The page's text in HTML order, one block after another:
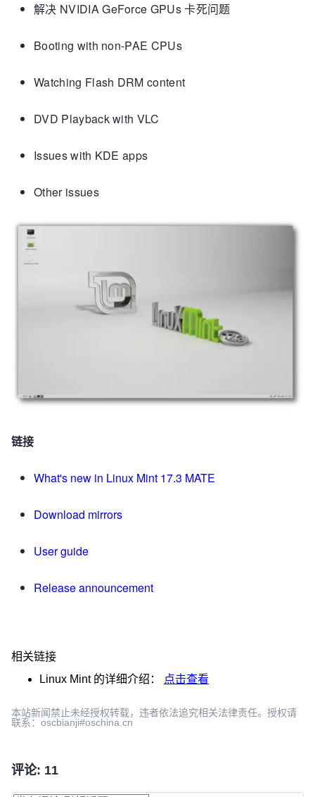
解决 NVIDIA GeForce GPUs 卡死问题
Booting with non-PAE CPUs
Watching Flash DRM content
DVD Playback with VLC
Issues with KDE apps
Other issues
链接
What's new in Linux Mint 17.3 MATE
Download mirrors
User guide
Release announcement
相关链接
Linux Mint的详细介绍： 点击查看
本站新闻禁止未经授权转载，违者依法追究相关法律责任。授权请
联系：oscbianji#oschina.cn
评论: 11